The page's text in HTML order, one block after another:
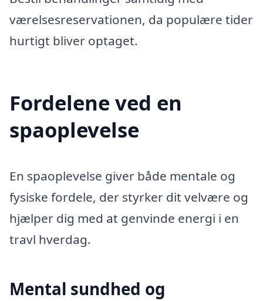
værelsesreservationen, da populære tider
hurtigt bliver optaget.
Fordelene ved en
spaoplevelse
En spaoplevelse giver både mentale og
fysiske fordele, der styrker dit velvære og
hjælper dig med at genvinde energi i en
travl hverdag.
Mental sundhed og